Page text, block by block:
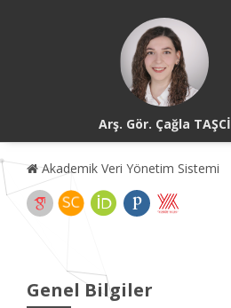
Arş. Gör. Çağla TAŞCİ
Akademik Veri Yönetim Sistemi
Genel Bilgiler